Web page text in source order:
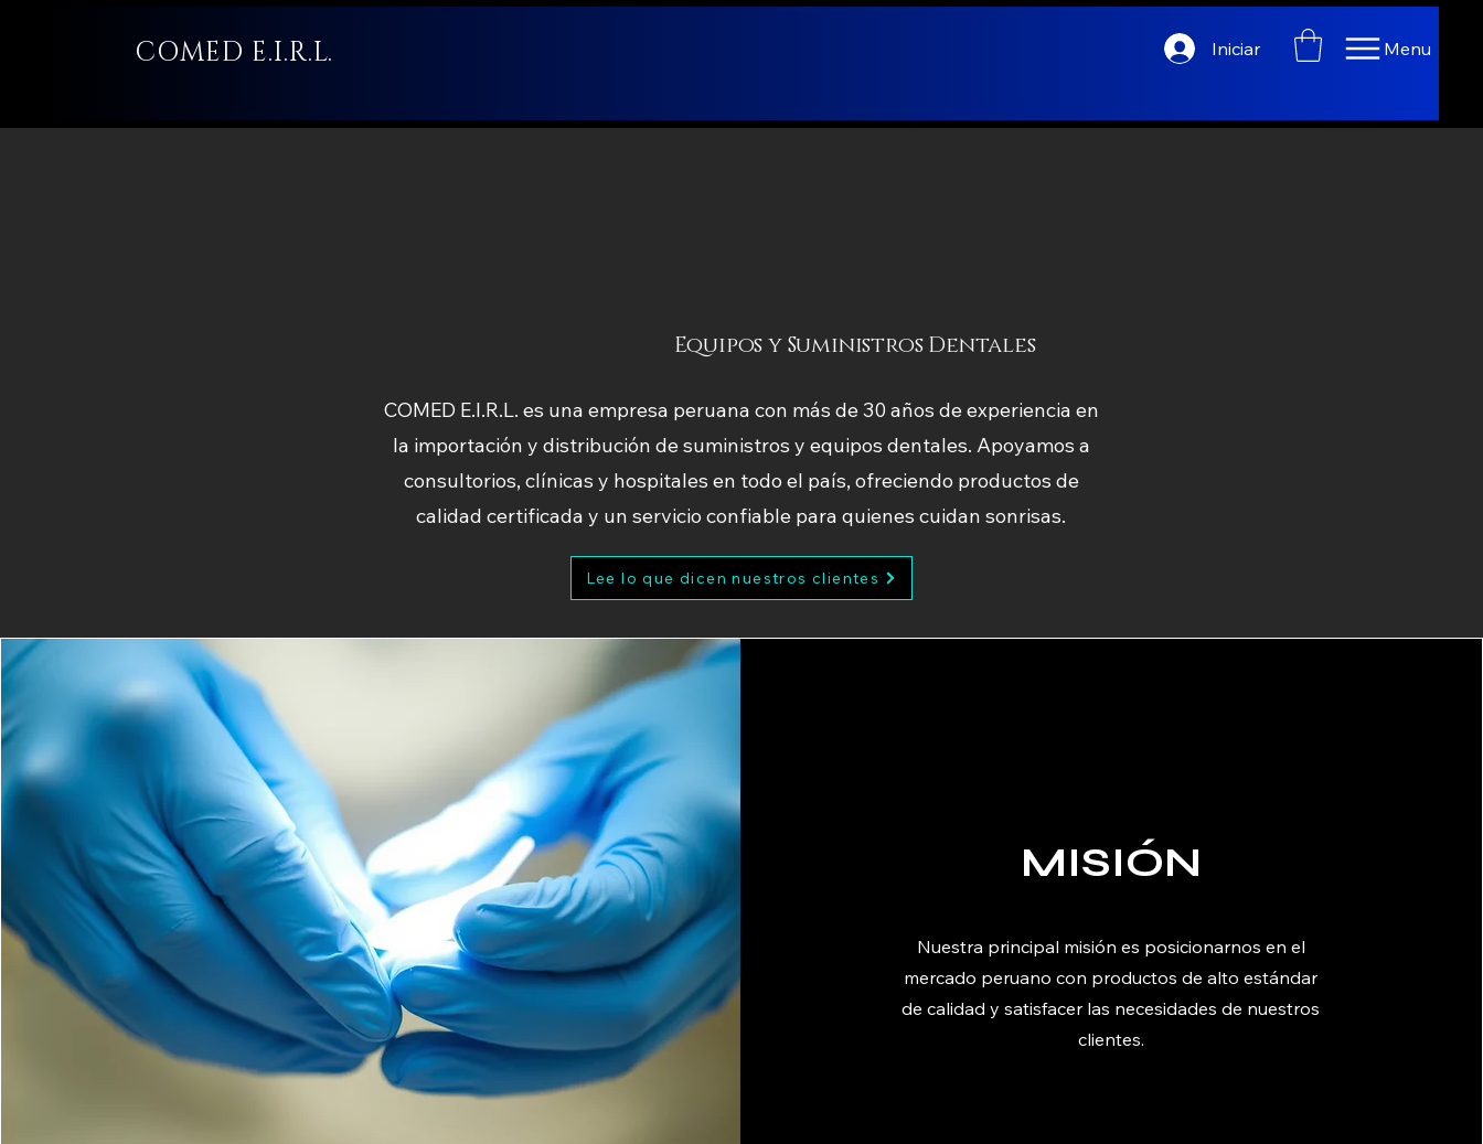
COMED E.I.R.L. Iniciar Menu
Equipos y Suministros Dentales
COMED E.I.R.L. es una empresa peruana con más de 30 años de experiencia en
la importación y distribución de suministros y equipos dentales. Apoyamos a
consultorios, clínicas y hospitales en todo el país, ofreciendo productos de
calidad certificada y un servicio confiable para quienes cuidan sonrisas.
Lee lo que dicen nuestros clientes
MISIÓN
Nuestra principal misión es posicionarnos en el
mercado peruano con productos de alto estándar
de calidad y satisfacer las necesidades de nuestros
clientes.